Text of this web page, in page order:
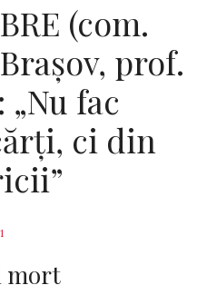
(com.
prof.
fac
ci din
mort